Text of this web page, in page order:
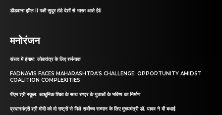
डीडवाना झील II पक्षी सुदूर ठंडे देशों से भारत आते हैII
मनोरंजन
संसद में हंगामा: लोकतंत्र के लिए शर्मनाक
FADNAVIS FACES MAHARASHTRA’S CHALLENGE: OPPORTUNITY AMIDST
COALITION COMPLEXITIES
पीएम श्री स्कूल: आधुनिक शिक्षा के साथ राष्ट्र के युवाओं के भविष्य का निर्माण
प्रधानमंत्री श्री मोदी को दो राष्ट्रों से मिले सर्वोच्च सम्मान के लिए मुख्यमंत्री डॉ. यादव ने दी बधाई